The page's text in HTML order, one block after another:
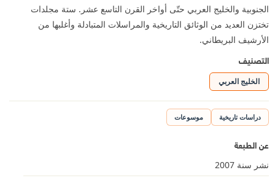
الجنوبية والخليج العربي حتّى أواخر القرن التاسع عشر. ستة مجلدات
تختزن العديد من الوثائق التاريخية والمراسلات المتبادلة وأغلبها من
الأرشيف البريطاني.
التصنيف
الخليج العربي
دراسات تاريخية موسوعات
عن الطبعة
نشر سنة 2007